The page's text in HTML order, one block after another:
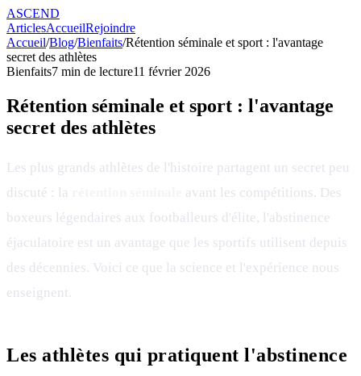
ASCEND
ArticlesAccueilRejoindre
Accueil/Blog/Bienfaits/Rétention séminale et sport : l'avantage
secret des athlètes
Bienfaits7 min de lecture11 février 2026
Rétention séminale et sport : l'avantage
secret des athlètes
Les plus grands athlètes de l'histoire partagent un secret peu
discuté : la
avant les compétitions. Des
boxeurs légendaires aux footballeurs d'élite, l'abstinence
éjaculatoire est un avantage que les sportifs utilisent depuis
des décennies. Voici ce que la science et l'expérience nous
enseignent.
Les athlètes qui pratiquent l'abstinence